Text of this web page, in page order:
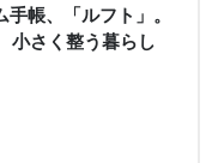
手帳、「ルフト」。
さく整う暮らし